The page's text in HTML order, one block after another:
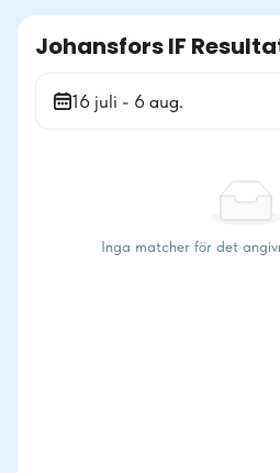
Johansfors IF
16 juli - 6 aug.
Inga matcher för det